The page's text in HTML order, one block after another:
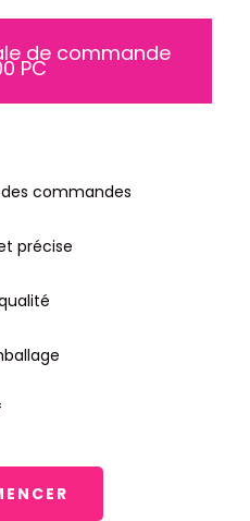
de commande
PC
commandes
précise